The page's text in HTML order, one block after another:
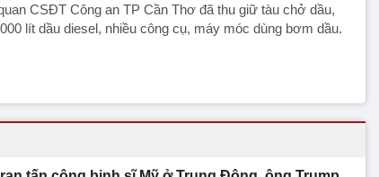
CSĐT Công an TP Cần Thơ đã thu giữ tàu chở dầu,
lít dầu diesel, nhiều công cụ, máy móc dùng bơm dầu.